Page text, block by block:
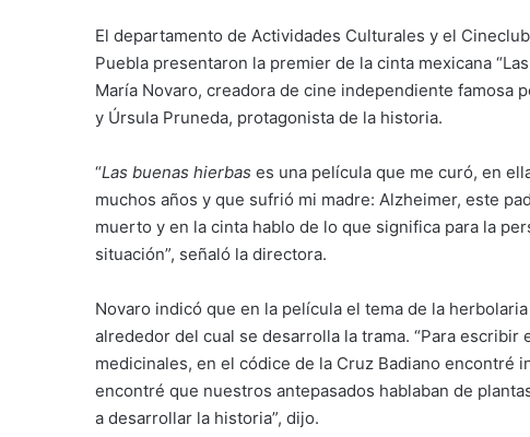
El departamento de Actividades Culturales y el
Puebla presentaron la premier de la cinta mexicana
María Novaro, creadora de cine independiente famosa
y Úrsula Pruneda, protagonista de la historia.
“Las buenas hierbas es una película que me curó, en
muchos años y que sufrió mi madre: Alzheimer, este
muerto y en la cinta hablo de lo que significa para la
situación”, señaló la directora.
Novaro indicó que en la película el tema de la
alrededor del cual se desarrolla la trama. “Para
medicinales, en el códice de la Cruz Badiano encontré
encontré que nuestros antepasados hablaban de
a desarrollar la historia”, dijo.